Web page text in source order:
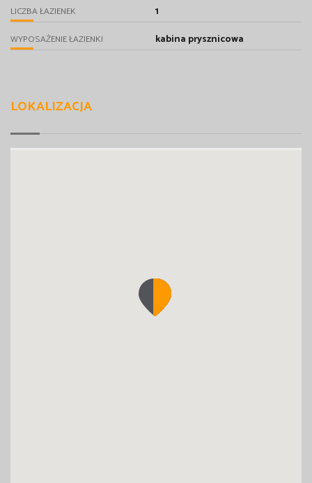
LICZBA ŁAZIENEK 1
WYPOSAŻENIE ŁAZIENKI kabina prysznicowa
LOKALIZACJA